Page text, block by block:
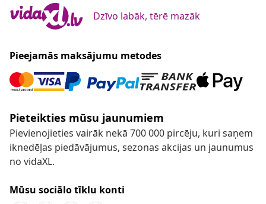
Dzīvo labāk, tērē mazāk
Pieejamās maksājumu metodes
Pieteikties mūsu jaunumiem
Pievienojieties vairāk nekā 700 000 pircēju, kuri saņem
iknedēļas piedāvājumus, sezonas akcijas un jaunumus
no vidaXL.
Mūsu sociālo tīklu konti